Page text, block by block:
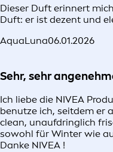
Dieser Duft erinnert
Duft: er ist dezent und
AquaLuna06.01.2026
Sehr, sehr
Ich liebe die NIVEA
benutze ich, seitdem er
clean, unaufdringlich
sowohl für Winter wie
Danke NIVEA !